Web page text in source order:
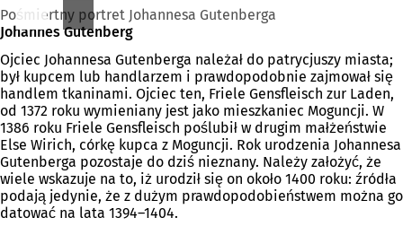
Pośmiertny portret Johannesa Gutenberga
Johannes Gutenberg
Ojciec Johannesa Gutenberga należał do patrycjuszy miasta;
był kupcem lub handlarzem i prawdopodobnie zajmował się
handlem tkaninami. Ojciec ten, Friele Gensfleisch zur Laden,
od 1372 roku wymieniany jest jako mieszkaniec Moguncji. W
1386 roku Friele Gensfleisch poślubił w drugim małżeństwie
Else Wirich, córkę kupca z Moguncji. Rok urodzenia Johannesa
Gutenberga pozostaje do dziś nieznany. Należy założyć, że
wiele wskazuje na to, iż urodził się on około 1400 roku: źródła
podają jedynie, że z dużym prawdopodobieństwem można go
datować na lata 1394–1404.